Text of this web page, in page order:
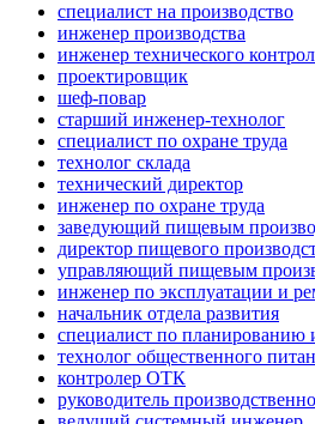
специалист на производство
инженер производства
инженер технического
проектировщик
шеф-повар
старший инженер-технолог
специалист по охране труда
технолог склада
технический директор
инженер по охране труда
заведующий пищевым
директор пищевого
управляющий пищевым
инженер по эксплуатации и
начальник отдела развития
специалист по планированию
технолог общественного
контролер ОТК
руководитель